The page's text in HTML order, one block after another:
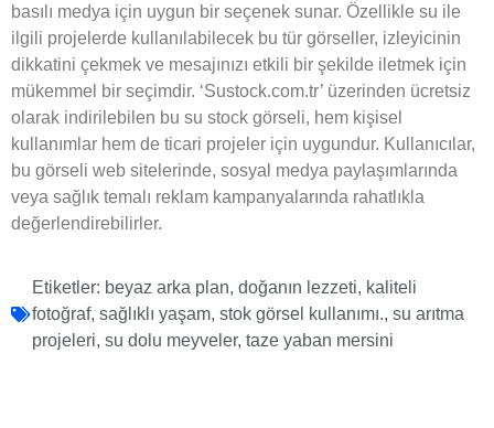
basılı medya için uygun bir seçenek sunar. Özellikle su ile
ilgili projelerde kullanılabilecek bu tür görseller, izleyicinin
dikkatini çekmek ve mesajınızı etkili bir şekilde iletmek için
mükemmel bir seçimdir. ‘Sustock.com.tr’ üzerinden ücretsiz
olarak indirilebilen bu su stock görseli, hem kişisel
kullanımlar hem de ticari projeler için uygundur. Kullanıcılar,
bu görseli web sitelerinde, sosyal medya paylaşımlarında
veya sağlık temalı reklam kampanyalarında rahatlıkla
değerlendirebilirler.
Etiketler: beyaz arka plan, doğanın lezzeti, kaliteli
fotoğraf, sağlıklı yaşam, stok görsel kullanımı., su arıtma
projeleri, su dolu meyveler, taze yaban mersini